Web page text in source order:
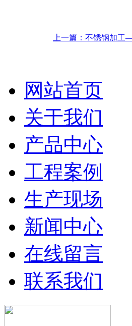
上一篇：不锈钢加
网站首页
关于我们
产品中心
工程案例
生产现场
新闻中心
在线留言
联系我们